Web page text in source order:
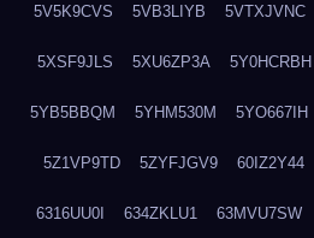
5V5K9CVS 5VB3LIYB 5VTXJVNC
5XSF9JLS 5XU6ZP3A 5Y0HCRBH
5YB5BBQM 5YHM530M 5YO667IH
5Z1VP9TD 5ZYFJGV9 60IZ2Y44
6316UU0I 634ZKLU1 63MVU7SW